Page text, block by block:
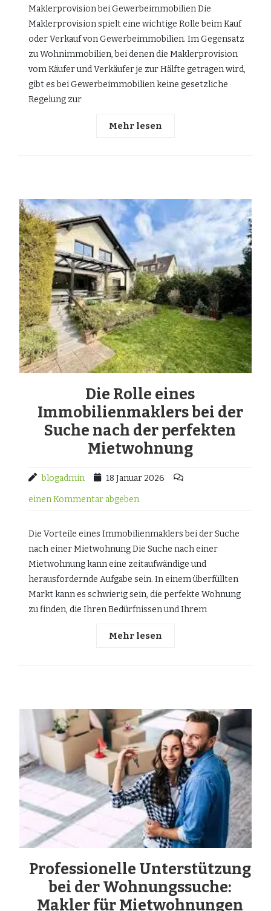
Maklerprovision bei Gewerbeimmobilien Die
Maklerprovision spielt eine wichtige Rolle beim Kauf
oder Verkauf von Gewerbeimmobilien. Im Gegensatz
zu Wohnimmobilien, bei denen die Maklerprovision
vom Käufer und Verkäufer je zur Hälfte getragen wird,
gibt es bei Gewerbeimmobilien keine gesetzliche
Regelung zur
Mehr lesen
Die Rolle eines
Immobilienmaklers bei der
Suche nach der perfekten
Mietwohnung
blogadmin 18 Januar 2026
einen Kommentar abgeben
Die Vorteile eines Immobilienmaklers bei der Suche
nach einer Mietwohnung Die Suche nach einer
Mietwohnung kann eine zeitaufwändige und
herausfordernde Aufgabe sein. In einem überfüllten
Markt kann es schwierig sein, die perfekte Wohnung
zu finden, die Ihren Bedürfnissen und Ihrem
Mehr lesen
Professionelle Unterstützung
bei der Wohnungssuche:
Makler für Mietwohnungen